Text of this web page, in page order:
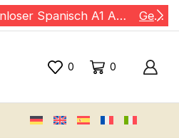
Kostenloser Spanisch A1 Auffrischungskurs ! Gewinn
0 0